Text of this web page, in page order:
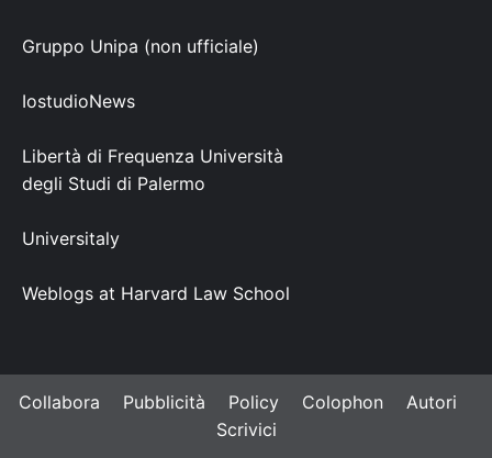
Gruppo Unipa (non ufficiale)
IostudioNews
Libertà di Frequenza Università
degli Studi di Palermo
Universitaly
Weblogs at Harvard Law School
Collabora Pubblicità Policy Colophon
Autori
Scrivici